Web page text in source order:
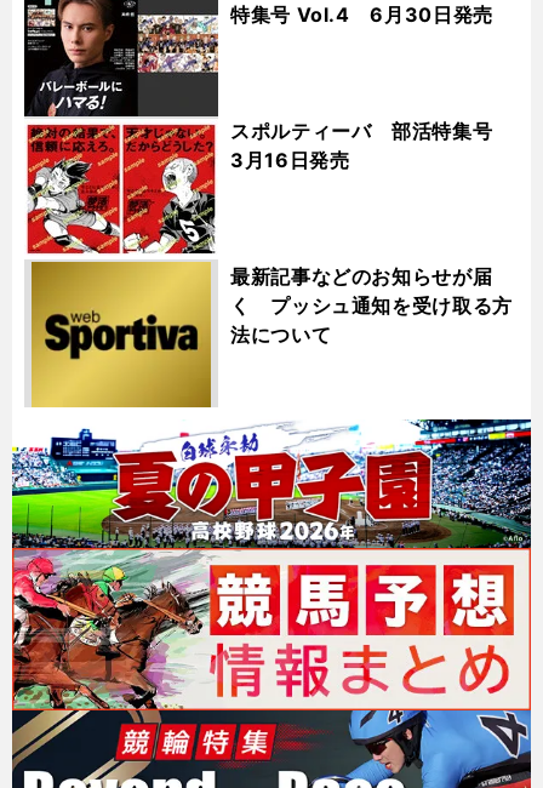
特集号 Vol.4 6月30日発売
スポルティーバ 部活特集号
3月16日発売
最新記事などのお知らせが届
く プッシュ通知を受け取る方
法について